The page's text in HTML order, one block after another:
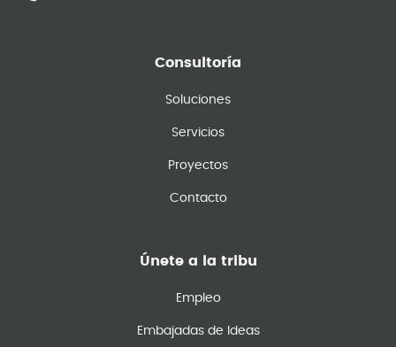
Consultoría
Soluciones
Servicios
Proyectos
Contacto
Únete a la tribu
Empleo
Embajadas de Ideas